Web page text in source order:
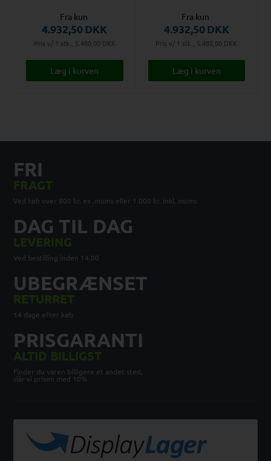
Fra kun
4.932,50DKK
Pris v/ 1 stk., 5.480,00 DKK
Fra kun
4.932,50DKK
Pris v/ 1 stk., 5.480,00 DKK
FRI
FRAGT
Ved køb over 800 kr. ex .moms eller 1.000 kr. inkl. moms
DAG TIL DAG
LEVERING
Ved bestilling inden 14.00
UBEGRÆNSET
RETURRET
14 dage efter køb
PRISGARANTI
ALTID BILLIGST
Finder du varen billigere et andet sted,
slår vi prisen med 10%